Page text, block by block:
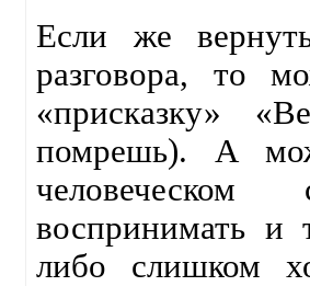
Если же
разговора, то
«присказку»
помрешь). А
воспринимать и
либо слишком